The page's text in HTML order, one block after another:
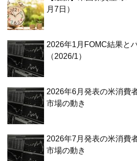
月7日）
2026年1月FOMC結果と
（2026/1）
2026年6月発表の米消費
市場の動き
2026年7月発表の米消費
市場の動き